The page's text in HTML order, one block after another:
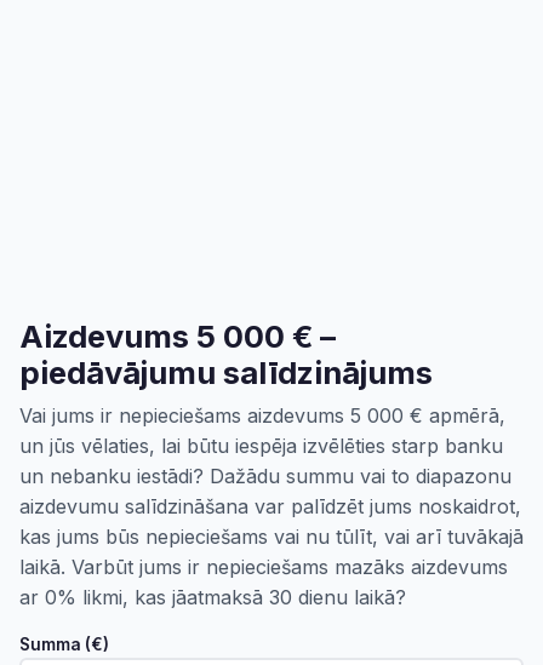
Aizdevums 5 000 € –
piedāvājumu salīdzinājums
Vai jums ir nepieciešams aizdevums 5 000 € apmērā,
un jūs vēlaties, lai būtu iespēja izvēlēties starp banku
un nebanku iestādi? Dažādu summu vai to diapazonu
aizdevumu salīdzināšana var palīdzēt jums noskaidrot,
kas jums būs nepieciešams vai nu tūlīt, vai arī tuvākajā
laikā. Varbūt jums ir nepieciešams mazāks aizdevums
ar 0% likmi, kas jāatmaksā 30 dienu laikā?
Summa (€)